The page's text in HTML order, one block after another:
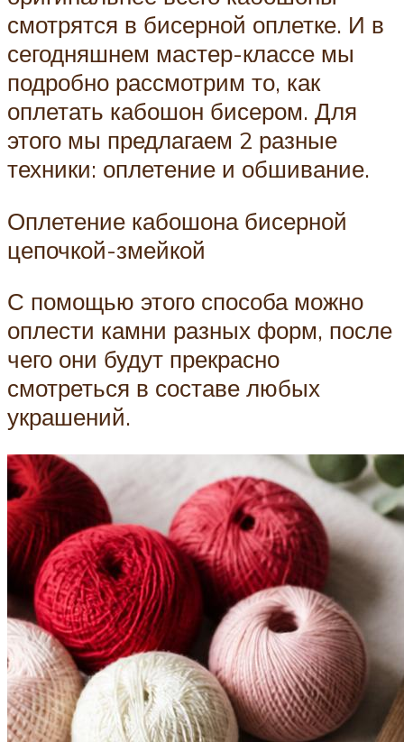
смотрятся в бисерной оплетке. И в
сегодняшнем мастер-классе мы
подробно рассмотрим то, как
оплетать кабошон бисером. Для
этого мы предлагаем 2 разные
техники: оплетение и обшивание.
Оплетение кабошона бисерной
цепочкой-змейкой
С помощью этого способа можно
оплести камни разных форм, после
чего они будут прекрасно
смотреться в составе любых
украшений.